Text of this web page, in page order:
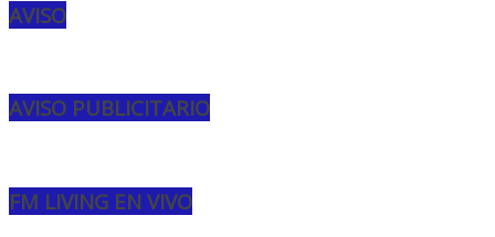
AVISO
AVISO PUBLICITARIO
FM LIVING EN VIVO